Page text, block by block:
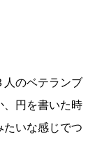
人のベテランブ
、円を書いた時
いな感じでつ